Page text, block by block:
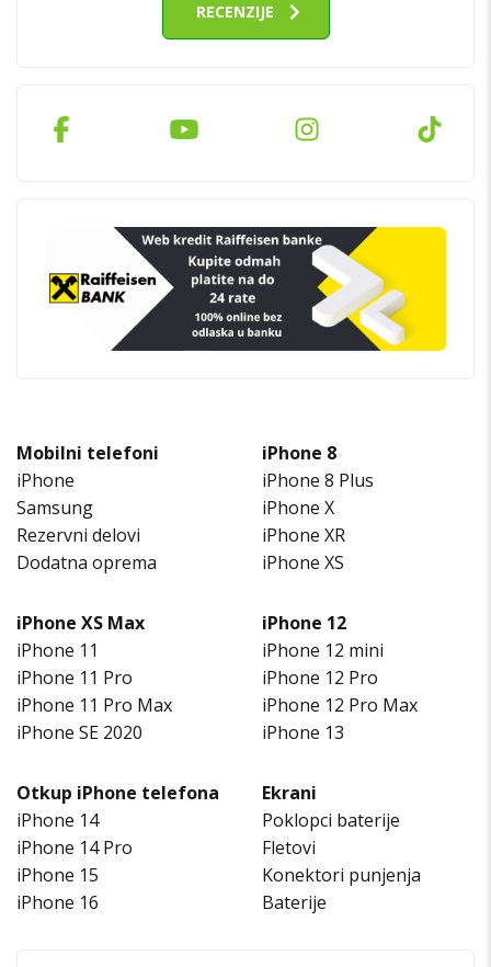
RECENZIJE
Mobilni telefoni
iPhone
Samsung
Rezervni delovi
Dodatna oprema
iPhone 8
iPhone 8 Plus
iPhone X
iPhone XR
iPhone XS
iPhone XS Max
iPhone 11
iPhone 11 Pro
iPhone 11 Pro Max
iPhone SE 2020
iPhone 12
iPhone 12 mini
iPhone 12 Pro
iPhone 12 Pro Max
iPhone 13
Otkup iPhone telefona
iPhone 14
iPhone 14 Pro
iPhone 15
iPhone 16
Ekrani
Poklopci baterije
Fletovi
Konektori punjenja
Baterije